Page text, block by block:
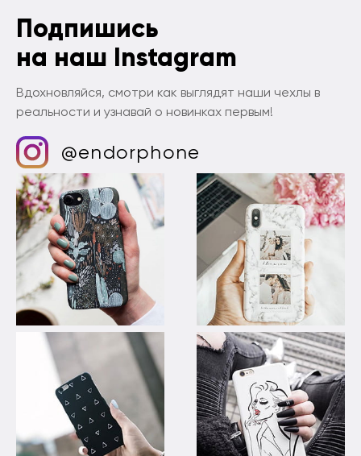
Подпишись
на наш Instagram
Вдохновляйся, смотри как выглядят наши чехлы в
реальности и узнавай о новинках первым!
@endorphone